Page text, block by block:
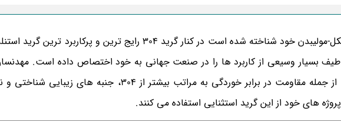
گرید 316 استیل که بر مبنای کروم-نیکل-مولیبدن خود شناخته شده است در کنار گرید 304 رایج ترین و
می باشد. از این رو ورق استیل 316 طیف بسیار وسیعی از کاربرد ها را در صنعت جهانی به خود اختصاص داده است.
ویژگی های منحصر به فرد گرید 316 از جمله مقاومت در برابر خوردگی به مراتب بیشتر از 304،